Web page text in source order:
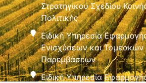
Στρατηγικού Σχεδίου
Πολιτικής
Ειδική Υπηρεσία
Ενισχύσεων και Τομεακών
Παρεμβάσεων
Ειδική Υπηρεσία